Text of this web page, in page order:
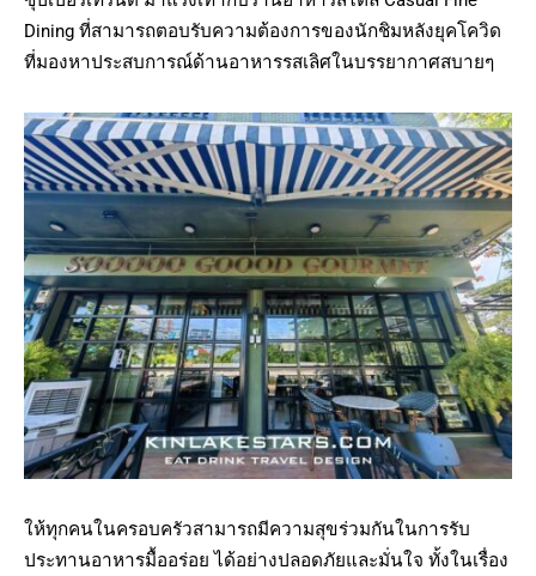
Dining ที่สามารถตอบรับความต้องการของนักชิมหลังยุคโควิด
ที่มองหาประสบการณ์ด้านอาหารรสเลิศในบรรยากาศสบายๆ
ให้ทุกคนในครอบครัวสามารถมีความสุขร่วมกันในการรับ
ประทานอาหารมื้ออร่อย ได้อย่างปลอดภัยและมั่นใจ ทั้งในเรื่อง